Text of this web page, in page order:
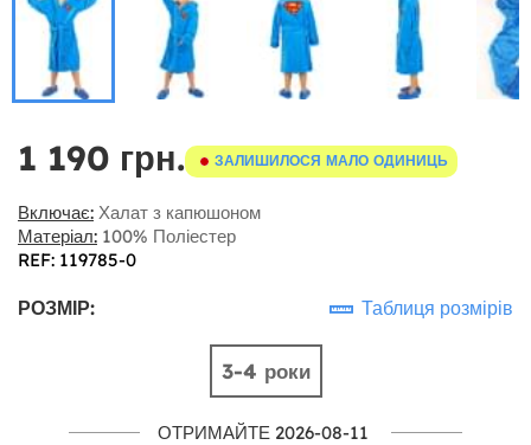
1 190 грн. ЗАЛИШИЛОСЯ МАЛО ОДИНИЦЬ
Включає: Халат з капюшоном
Матеріал: 100% Поліестер
REF: 119785-0
РОЗМІР: Таблиця розмірів
3-4 роки
ОТРИМАЙТЕ 2026-08-11